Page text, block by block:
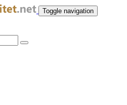
Toggle navigation